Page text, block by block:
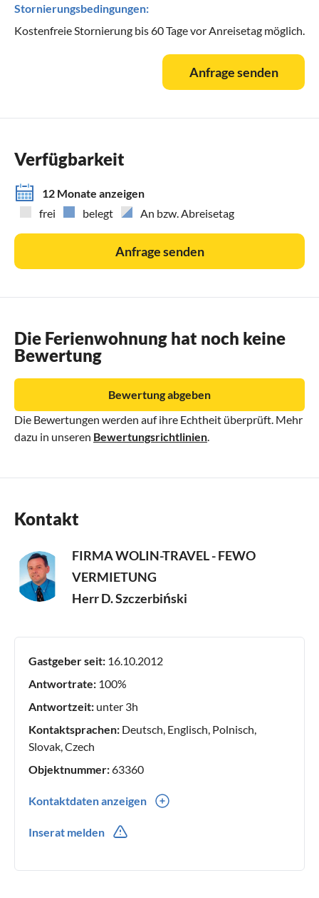
Stornierungsbedingungen:
Kostenfreie Stornierung bis 60 Tage vor Anreisetag möglich.
Anfrage senden
Verfügbarkeit
12 Monate anzeigen
frei
belegt An bzw. Abreisetag
Anfrage senden
Die Ferienwohnung hat noch keine
Bewertung
Die Bewertungen werden auf ihre Echtheit überprüft. Mehr
dazu in unseren Bewertungsrichtlinien
Bewertung abgeben
Kontakt
FIRMA WOLIN-TRAVEL - FEWO
VERMIETUNG
Herr D. Szczerbiński
Gastgeber seit: 16.10.2012
Antwortrate: 100%
Antwortzeit: unter 3h
Kontaktsprachen: Deutsch, Englisch, Polnisch,
Slovak, Czech
Objektnummer:63360
Kontaktdaten anzeigen
Inserat melden